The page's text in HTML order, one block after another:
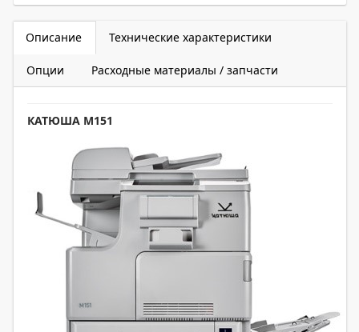
Описание Технические характеристики
Опции Расходные материалы / запчасти
КАТЮША М151